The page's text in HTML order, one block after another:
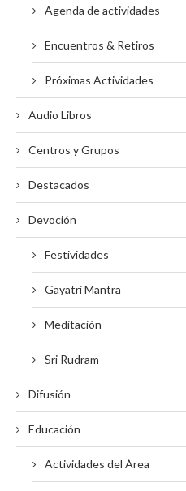
Agenda de actividades
Encuentros & Retiros
Próximas Actividades
Audio Libros
Centros y Grupos
Destacados
Devoción
Festividades
Gayatri Mantra
Meditación
Sri Rudram
Difusión
Educación
Actividades del Área